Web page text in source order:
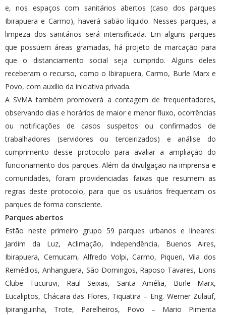
e, nos espaços com sanitários abertos (caso dos parques
Ibirapuera e Carmo), haverá sabão líquido. Nesses parques, a
limpeza dos sanitários será intensificada. Em alguns parques
que possuem áreas gramadas, há projeto de marcação para
que o distanciamento social seja cumprido. Alguns deles
receberam o recurso, como o Ibirapuera, Carmo, Burle Marx e
Povo, com auxílio da iniciativa privada.
A SVMA também promoverá a contagem de frequentadores,
observando dias e horários de maior e menor fluxo, ocorrências
ou notificações de casos suspeitos ou confirmados de
trabalhadores (servidores ou terceirizados) e análise do
cumprimento desse protocolo para avaliar a ampliação do
funcionamento dos parques. Além da divulgação na imprensa e
comunidades, foram providenciadas faixas que resumem as
regras deste protocolo, para que os usuários frequentam os
parques de forma consciente.
Parques abertos
Estão neste primeiro grupo 59 parques urbanos e lineares:
Jardim da Luz, Aclimação, Independência, Buenos Aires,
Ibirapuera, Cemucam, Alfredo Volpi, Carmo, Piqueri, Vila dos
Remédios, Anhanguera, São Domingos, Raposo Tavares, Lions
Clube Tucuruvi, Raul Seixas, Santa Amélia, Burle Marx,
Eucaliptos, Chácara das Flores, Tiquatira – Eng. Werner Zulauf,
Ipiranguinha, Trote, Parelheiros, Povo – Mario Pimenta